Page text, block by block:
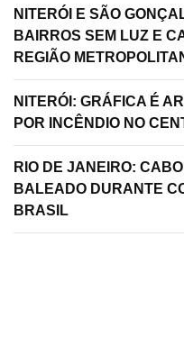
NITERÓI E SÃO
BAIRROS SEM LUZ E
REGIÃO
NITERÓI: GRÁFICA É
POR INCÊNDIO NO
RIO DE JANEIRO:
BALEADO DURANTE
BRASIL